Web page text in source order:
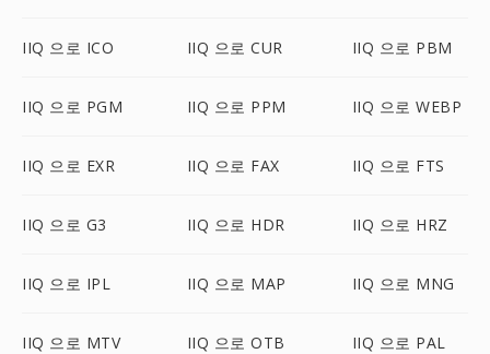
IIQ 으로 ICO IIQ 으로 CUR IIQ 으로 PBM
IIQ 으로 PGM IIQ 으로 PPM IIQ 으로 WEBP
IIQ 으로 EXR IIQ 으로 FAX IIQ 으로 FTS
IIQ 으로 G3 IIQ 으로 HDR IIQ 으로 HRZ
IIQ 으로 IPL IIQ 으로 MAP IIQ 으로 MNG
IIQ 으로 MTV IIQ 으로 OTB IIQ 으로 PAL